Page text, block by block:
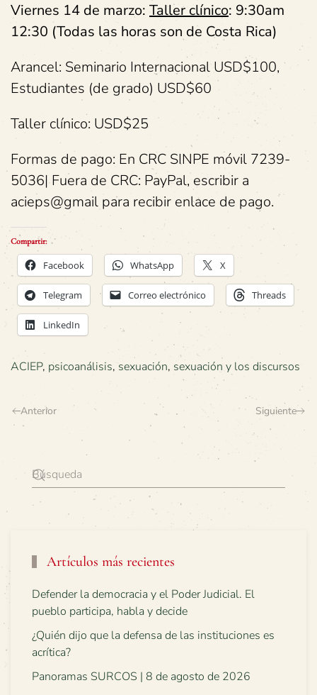
Viernes 14 de marzo: Taller clínico: 9:30am
12:30 (Todas las horas son de Costa Rica)
Arancel: Seminario Internacional USD$100,
Estudiantes (de grado) USD$60
Taller clínico: USD$25
Formas de pago: En CRC SINPE móvil 7239-
5036| Fuera de CRC: PayPal, escribir a
acieps@gmail para recibir enlace de pago.
Compartir:
Facebook WhatsApp X
Telegram Correo electrónico Threads
LinkedIn
ACIEP, psicoanálisis, sexuación, sexuación y los discursos
Anterior Siguiente
Artículos más recientes
Defender la democracia y el Poder Judicial. El
pueblo participa, habla y decide
¿Quién dijo que la defensa de las instituciones es
acrítica?
Panoramas SURCOS | 8 de agosto de 2026